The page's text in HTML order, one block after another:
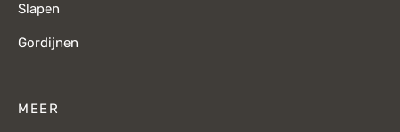
Slapen
Gordijnen
MEER